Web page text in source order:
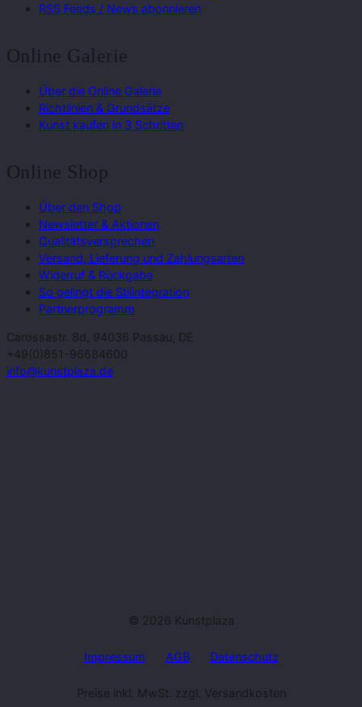
RSS Feeds / News abonnieren
Online Galerie
Über die Online Galerie
Richtlinien & Grundsätze
Kunst kaufen in 3 Schritten
Online Shop
Über den Shop
Newsletter & Aktionen
Qualitätsversprechen
Versand, Lieferung und Zahlungsarten
Widerruf & Rückgabe
So gelingt die Stilintegration
Partnerprogramm
Carossastr. 8d, 94036 Passau, DE
+49(0)851-96684600
info@kunstplaza.de
© 2026 Kunstplaza
Impressum AGB Datenschutz
Preise inkl. MwSt. zzgl. Versandkosten